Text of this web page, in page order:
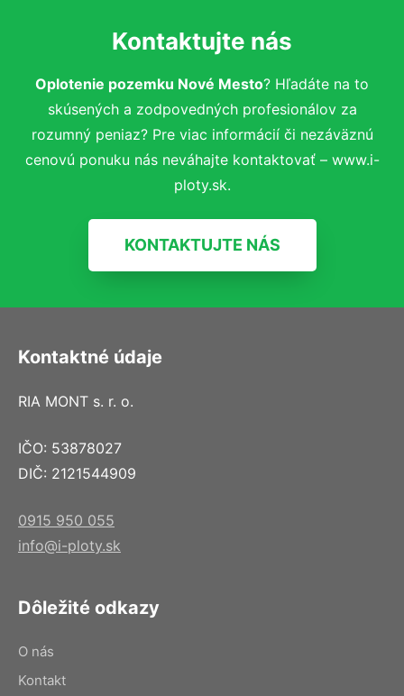
Kontaktujte nás
Oplotenie pozemku Nové Mesto? Hľadáte na to
skúsených a zodpovedných profesionálov za
rozumný peniaz? Pre viac informácií či nezáväznú
cenovú ponuku nás neváhajte kontaktovať – www.i-
ploty.sk.
KONTAKTUJTE NÁS
Kontaktné údaje
RIA MONT s. r. o.
IČO: 53878027
DIČ: 2121544909
0915 950 055
info@i-ploty.sk
Dôležité odkazy
O nás
Kontakt